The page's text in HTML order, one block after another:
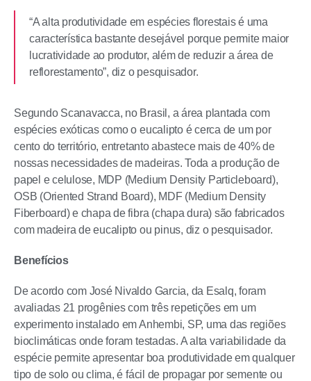
“A alta produtividade em espécies florestais é uma
característica bastante desejável porque permite maior
lucratividade ao produtor, além de reduzir a área de
reflorestamento”, diz o pesquisador.
Segundo Scanavacca, no Brasil, a área plantada com
espécies exóticas como o eucalipto é cerca de um por
cento do território, entretanto abastece mais de 40% de
nossas necessidades de madeiras. Toda a produção de
papel e celulose, MDP (Medium Density Particleboard),
OSB (Oriented Strand Board), MDF (Medium Density
Fiberboard) e chapa de fibra (chapa dura) são fabricados
com madeira de eucalipto ou pinus, diz o pesquisador.
Benefícios
De acordo com José Nivaldo Garcia, da Esalq, foram
avaliadas 21 progênies com três repetições em um
experimento instalado em Anhembi, SP, uma das regiões
bioclimáticas onde foram testadas. A alta variabilidade da
espécie permite apresentar boa produtividade em qualquer
tipo de solo ou clima, é fácil de propagar por semente ou